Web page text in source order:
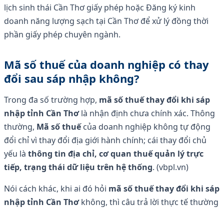
lịch sinh thái Cần Thơ giấy phép hoặc Đăng ký kinh
doanh năng lượng sạch tại Cần Thơ để xử lý đồng thời
phần giấy phép chuyên ngành.
Mã số thuế của doanh nghiệp có thay
đổi sau sáp nhập không?
Trong đa số trường hợp, mã số thuế thay đổi khi sáp
nhập tỉnh Cần Thơlà nhận định chưa chính xác. Thông
thường, Mã số thuếcủa doanh nghiệp không tự động
đổi chỉ vì thay đổi địa giới hành chính; cái thay đổi chủ
yếu là thông tin địa chỉ, cơ quan thuế quản lý trực
tiếp, trạng thái dữ liệu trên hệ thống. (vbpl.vn)
Nói cách khác, khi ai đó hỏi mã số thuế thay đổi khi sáp
nhập tỉnh Cần Thơkhông, thì câu trả lời thực tế thường